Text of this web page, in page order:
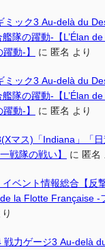
ミック3 Au-delà du
隊の躍動-【L’Élan
動-】
に 匿名 より
ミック3 Au-delà du
隊の躍動-【L’Élan
動-】
に 匿名 より
マス)「Indiana」「
戦隊の戦い】
に 匿名
イベント情報総合【反
de la Flotte Française -
戦力ゲージ3 Au-delà